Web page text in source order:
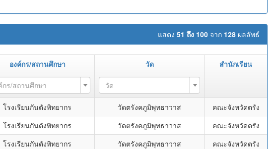
แสดง 51 ถึง 100 จาก 128 ผลลัพธ์
องค์กร/สถานศึกษา วัด สำนักเรียน
กร/สถานศึกษา วัด
โรงเรียนกันตังพิทยากร วัดตรังคภูมิพุทธาวาส
คณะจังหวัดตรัง
โรงเรียนกันตังพิทยากร วัดตรังคภูมิพุทธาวาส
คณะจังหวัดตรัง
โรงเรียนกันตังพิทยากร วัดตรังคภูมิพุทธาวาส
คณะจังหวัดตรัง